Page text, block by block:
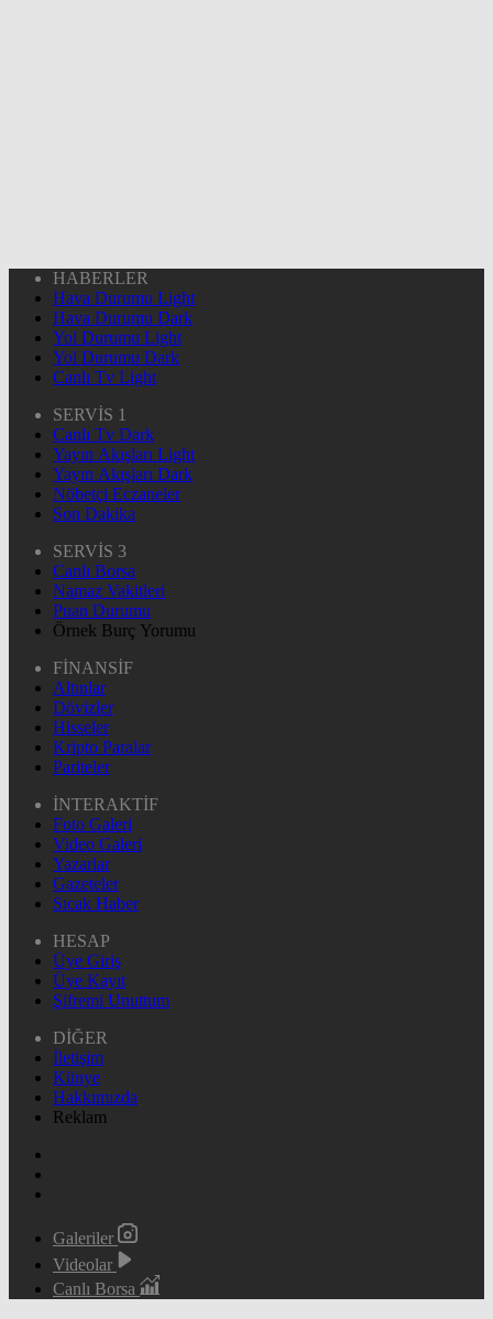
HABERLER
Hava Durumu Light
Hava Durumu Dark
Yol Durumu Light
Yol Durumu Dark
Canlı Tv Light
SERVİS 1
Canlı Tv Dark
Yayın Akışları Light
Yayın Akışları Dark
Nöbetçi Eczaneler
Son Dakika
SERVİS 3
Canlı Borsa
Namaz Vakitleri
Puan Durumu
Örnek Burç Yorumu
FİNANSİF
Altınlar
Dövizler
Hisseler
Kripto Paralar
Pariteler
İNTERAKTİF
Foto Galeri
Video Galeri
Yazarlar
Gazeteler
Sıcak Haber
HESAP
Üye Giriş
Üye Kayıt
Şifremi Unuttum
DİĞER
İletişim
Künye
Hakkımızda
Reklam
Galeriler
Videolar
Canlı Borsa